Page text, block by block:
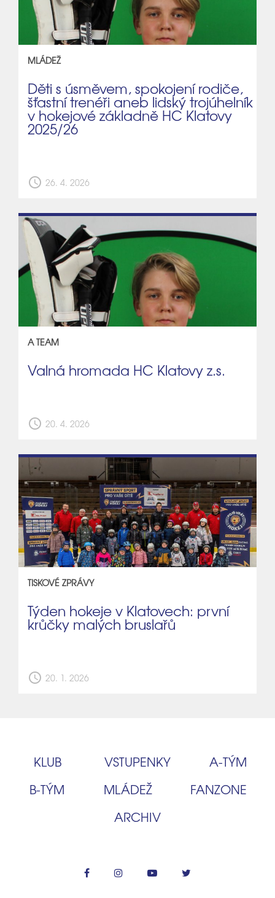
MLÁDEŽ
Děti s úsměvem, spokojení rodiče,
šťastní trenéři aneb lidský trojúhelník
v hokejové základně HC Klatovy
2025/26
schedule 26. 4. 2026
A TEAM
Valná hromada HC Klatovy z.s.
schedule 20. 4. 2026
TISKOVÉ ZPRÁVY
Týden hokeje v Klatovech: první
krůčky malých bruslařů
schedule 20. 1. 2026
KLUB VSTUPENKY
A‑TÝM
B‑TÝM
MLÁDEŽ
FANZONE
ARCHIV